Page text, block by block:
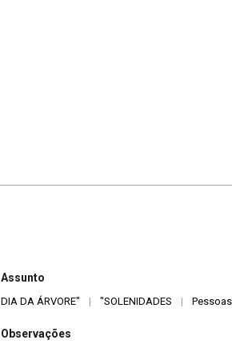
Assunto
DIA DA ÁRVORE" | "SOLENIDADES | Pessoas
Observações